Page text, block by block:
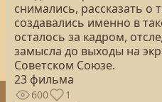
снимались, рассказать о
создавались именно в
осталось за кадром,
замысла до выходы на
Советском Союзе.
23 фильма
600 1